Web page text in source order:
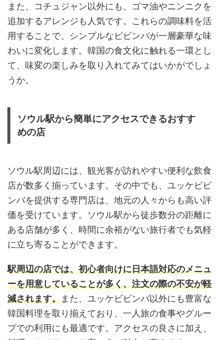
また、コチュジャン以外にも、ゴマ油やニンニクを
追加するアレンジも人気です。これらの調味料を活
用することで、シンプルなビビンバが一層豪華な味
わいに変化します。韓国の食文化に触れる一環とし
て、味変の楽しみを取り入れてみてはいかがでしょ
うか。
ソウル駅から簡単にアクセスできるおすす
めの店
ソウル駅周辺には、観光客が訪れやすい便利な飲食
店が数多く揃っています。その中でも、ユッケビビ
ンバを提供する専門店は、地元の人々からも高い評
価を受けています。ソウル駅から徒歩数分の距離に
ある店舗が多く、時間に余裕がない旅行者でも気軽
に立ち寄ることができます。
駅周辺の店では、初心者向けに日本語対応のメニュ
ーを用意していることが多く、注文の際の不安が軽
減されます。また、ユッケビビンバ以外にも豊富な
韓国料理を取り揃えており、一人旅の食事やグルー
プでの利用にも最適です。アクセスの良さに加え、